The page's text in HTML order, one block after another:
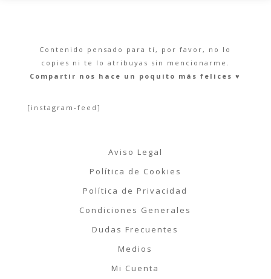
Contenido pensado para tí, por favor, no lo
copies ni te lo atribuyas sin mencionarme.
Compartir nos hace un poquito más felices ♥︎
[instagram-feed]
Aviso Legal
Política de Cookies
Política de Privacidad
Condiciones Generales
Dudas Frecuentes
Medios
Mi Cuenta